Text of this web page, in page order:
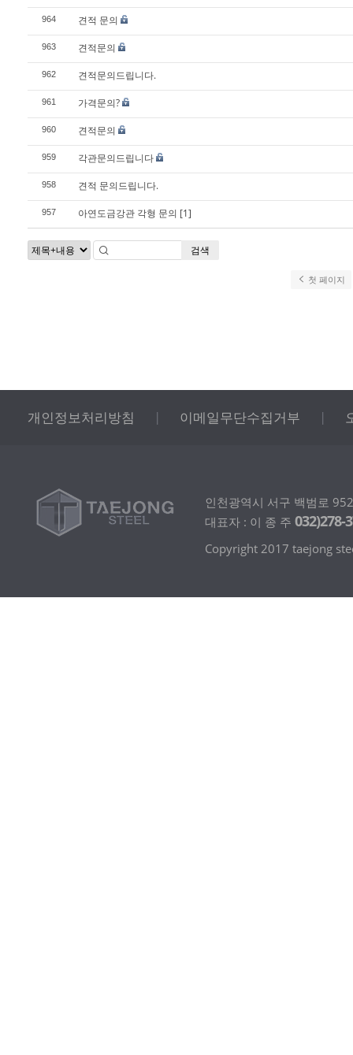
964 견적 문의
963 견적문의
962 견적문의드립니다.
961 가격문의?
960 견적문의
959 각관문의드립니다
958 견적 문의드립니다.
957 아연도금강관 각형 문의 [1]
검색
첫 페이지
개인정보처리방침 | 이메일무단수집거부 |
인천광역시 서구 백범로
대표자 : 이 종 주 032)278-
Copyright 2017 taejong